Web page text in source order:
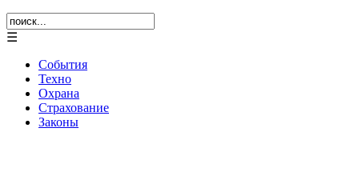
☰
События
Техно
Охрана
Страхование
Законы